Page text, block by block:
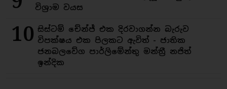
විශ්‍රාම වයස
10 සිස්ටම් චේන්ජ් එක දිරවාගන්න බැරුව
විපක්ෂය එක පිලකට ඇවිත් - ජාතික
ජනබලවේග පාර්ලිමේන්තු මන්ත්‍රී නජිත්
ඉන්දික